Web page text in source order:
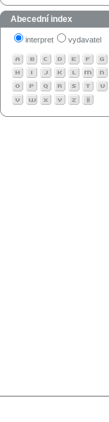
Abecední index
interpret vydavatel